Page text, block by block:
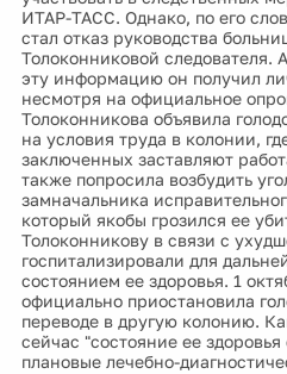
ИТАР-ТАСС. Однако, по его
стал отказ руководства
Толоконниковой следователя.
эту информацию он получил
несмотря на официальное
Толоконникова объявила
на условия труда в колонии,
заключенных заставляют
также попросила возбудить
замначальника
который якобы грозился ее
Толоконникову в связи с
госпитализировали для
состоянием ее здоровья. 1
официально приостановила
переводе в другую колонию.
сейчас "состояние ее
плановые лечебно-